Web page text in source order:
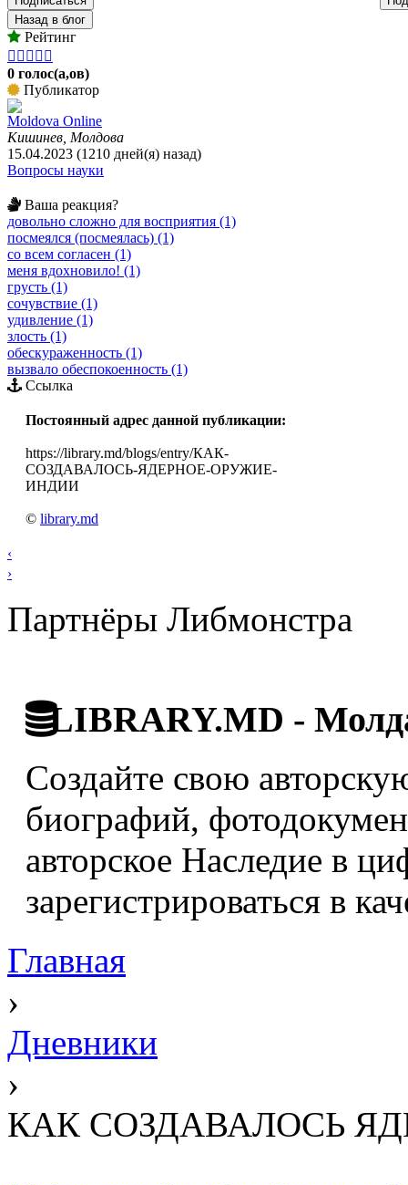
Назад в блог
Рейтинг
    
0 голос(а,ов)
Публикатор
Moldova Online
Кишинев, Молдова
15.04.2023 (1210 дней(я) назад)
Вопросы науки
Ваша реакция?
довольно сложно для восприятия (1)
посмеялся (посмеялась) (1)
со всем согласен (1)
меня вдохновило! (1)
грусть (1)
сочувствие (1)
удивление (1)
злость (1)
обескураженность (1)
вызвало обеспокоенность (1)
Ссылка
Постоянный адрес данной публикации:
https://library.md/blogs/entry/КАК-
СОЗДАВАЛОСЬ-ЯДЕРНОЕ-ОРУЖИЕ-
ИНДИИ
© library.md
‹
›
Партнёры Либмонстра
LIBRARY.MD -
Создайте свою
биографий,
авторское Наследие в
зарегистрироваться в
Главная
›
Дневники
›
КАК СОЗДАВАЛОСЬ